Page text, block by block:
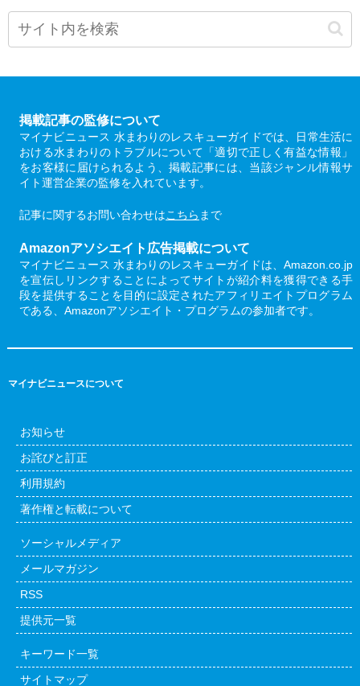
掲載記事の監修について
マイナビニュース 水まわりのレスキューガイドでは、日常生活に
おける水まわりのトラブルについて「適切で正しく有益な情報」
をお客様に届けられるよう、掲載記事には、当該ジャンル情報サ
イト運営企業の監修を入れています。
記事に関するお問い合わせはこちら まで
Amazonアソシエイト広告掲載について
マイナビニュース 水まわりのレスキューガイドは、Amazon.co.jp
を宣伝しリンクすることによってサイトが紹介料を獲得できる手
段を提供することを目的に設定されたアフィリエイトプログラム
である、Amazonアソシエイト・プログラムの参加者です。
マイナビニュースについて
お知らせ
お詫びと訂正
利用規約
著作権と転載について
ソーシャルメディア
メールマガジン
RSS
提供元一覧
キーワード一覧
サイトマップ